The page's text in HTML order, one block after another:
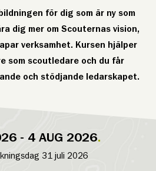
för dig som är ny som
dig mer om Scouternas vision,
verksamhet. Kursen hjälper
som scoutledare och du får
och stödjande ledarskapet.
- 4 AUG 2026
31 juli 2026